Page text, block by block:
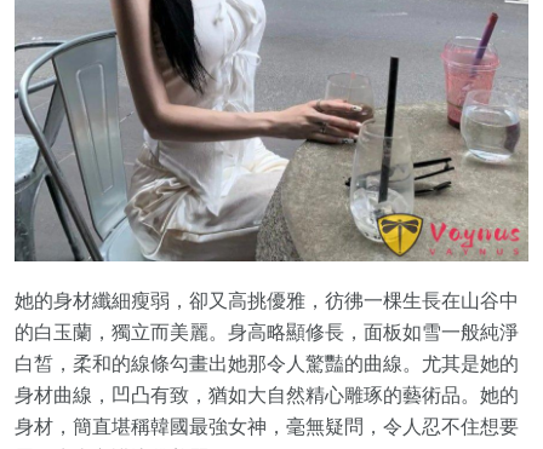
她的身材纖細瘦弱，卻又高挑優雅，彷彿一棵生長在山谷中
的白玉蘭，獨立而美麗。身高略顯修長，面板如雪一般純淨
白皙，柔和的線條勾畫出她那令人驚豔的曲線。尤其是她的
身材曲線，凹凸有致，猶如大自然精心雕琢的藝術品。她的
身材，簡直堪稱韓國最強女神，毫無疑問，令人忍不住想要